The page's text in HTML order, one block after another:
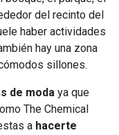
del recinto del
haber actividades
hay una zona
sillones.
de moda ya que
The Chemical
a hacerte